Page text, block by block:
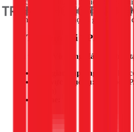
công sức mà còn đảm bảo sofa của
cách, kéo dài tuổi thọ và giữ được vẻ
📍 Thợ trực tại TPHCM
Võ Hồng Hải
đang trực
Thời gian đáp ứng:
Cam kết
Khu vực phục vụ:
Toàn bộ